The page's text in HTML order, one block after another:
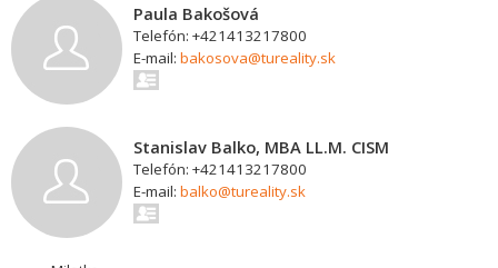
Paula Bakošová
Telefón: +421413217800
E-mail: bakosova@tureality.sk
Stanislav Balko, MBA LL.M. CISM
Telefón: +421413217800
E-mail: balko@tureality.sk